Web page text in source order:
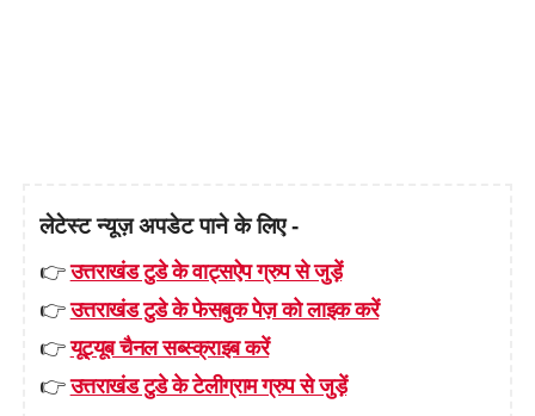
लेटेस्ट न्यूज़ अपडेट पाने के लिए -
👉उत्तराखंड टुडे के वाट्सऐप ग्रुप से जुड़ें
👉उत्तराखंड टुडे के फेसबुक पेज़ को लाइक करें
👉यूट्यूब चैनल सब्स्क्राइब करें
👉उत्तराखंड टुडे के टेलीग्राम ग्रुप से जुड़ें